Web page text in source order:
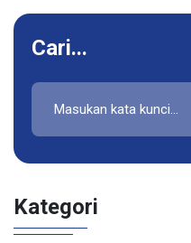
Cari...
Kategori